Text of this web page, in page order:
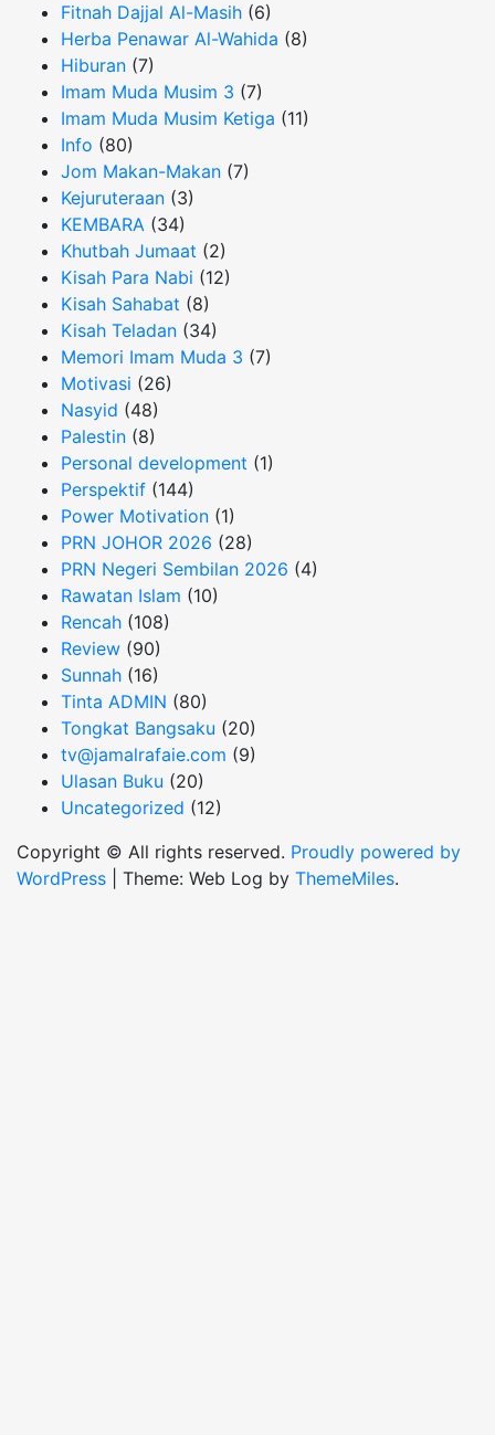
Fitnah Dajjal Al-Masih (6)
Herba Penawar Al-Wahida (8)
Hiburan (7)
Imam Muda Musim 3 (7)
Imam Muda Musim Ketiga (11)
Info (80)
Jom Makan-Makan (7)
Kejuruteraan (3)
KEMBARA (34)
Khutbah Jumaat (2)
Kisah Para Nabi (12)
Kisah Sahabat (8)
Kisah Teladan (34)
Memori Imam Muda 3 (7)
Motivasi (26)
Nasyid (48)
Palestin (8)
Personal development (1)
Perspektif (144)
Power Motivation (1)
PRN JOHOR 2026 (28)
PRN Negeri Sembilan 2026 (4)
Rawatan Islam (10)
Rencah (108)
Review (90)
Sunnah (16)
Tinta ADMIN (80)
Tongkat Bangsaku (20)
tv@jamalrafaie.com (9)
Ulasan Buku (20)
Uncategorized (12)
Copyright © All rights reserved. Proudly powered by
WordPress
Theme: Web Log by ThemeMiles.